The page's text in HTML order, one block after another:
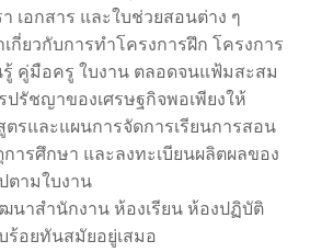
เอกสาร และใบช่วยสอนต่าง ๆ
กี่ยวกับการทำโครงการฝึก โครงการ
รู้ คู่มือครู ใบงาน ตลอดจนแฟ้มสะสม
รัชญาของเศรษฐกิจพอเพียงให้
รและแผนการจัดการเรียนการสอน
ารศึกษา และลงทะเบียนผลิตผลของ
ตามใบงาน
าสำนักงาน ห้องเรียน ห้องปฏิบัติ
ร้อยทันสมัยอยู่เสมอ